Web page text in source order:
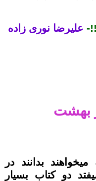
- علیرضا نوری زاده
بهشت
بدانند در
دو کتاب بسیار